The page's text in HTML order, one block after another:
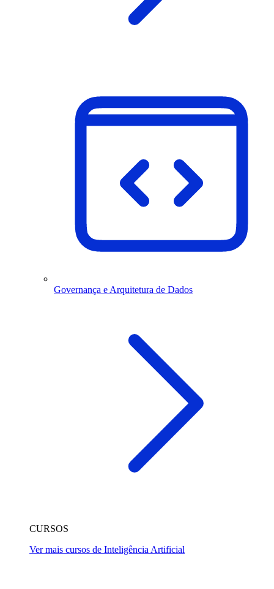
Governança e Arquitetura de Dados
CURSOS
Ver mais cursos de Inteligência Artificial